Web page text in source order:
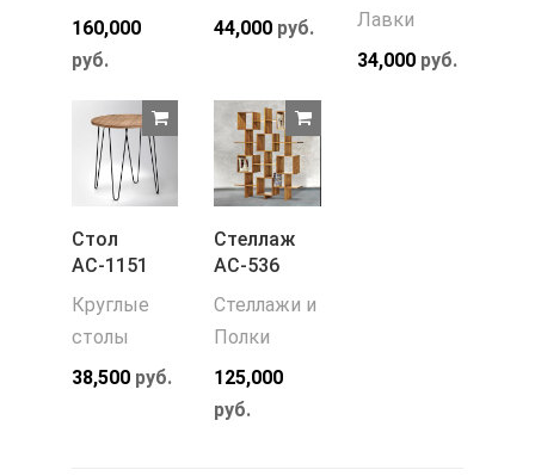
160,000
руб.
44,000 руб.
Лавки
34,000руб.
Стол
АС-1151
Круглые
столы
38,500 руб.
Стеллаж
АС-536
Стеллажи и
Полки
125,000
руб.